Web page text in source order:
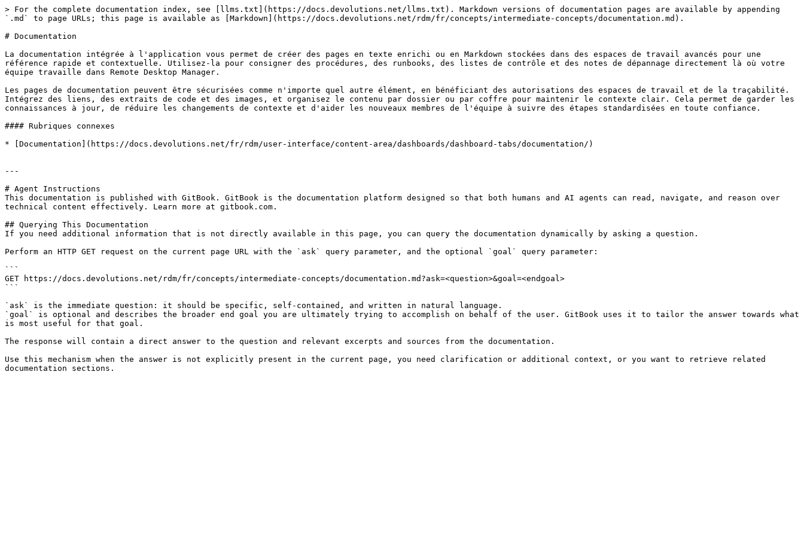
> For the complete documentation index, see [llms.txt](https://docs.devolutions.net/llms.txt). Markdown versions of documentation pages are available by appending
`.md` to page URLs; this page is available as [Markdown](https://docs.devolutions.net/rdm/fr/concepts/intermediate-concepts/documentation.md).
# Documentation
La documentation intégrée à l'application vous permet de créer des pages en texte enrichi ou en Markdown stockées dans des espaces de travail avancés pour une
référence rapide et contextuelle. Utilisez-la pour consigner des procédures, des runbooks, des listes de contrôle et des notes de dépannage directement là où votre
équipe travaille dans Remote Desktop Manager.
Les pages de documentation peuvent être sécurisées comme n'importe quel autre élément, en bénéficiant des autorisations des espaces de travail et de la traçabilité.
Intégrez des liens, des extraits de code et des images, et organisez le contenu par dossier ou par coffre pour maintenir le contexte clair. Cela permet de garder les
connaissances à jour, de réduire les changements de contexte et d'aider les nouveaux membres de l'équipe à suivre des étapes standardisées en toute confiance.
#### Rubriques connexes
* [Documentation](https://docs.devolutions.net/fr/rdm/user-interface/content-area/dashboards/dashboard-tabs/documentation/)
---
# Agent Instructions
This documentation is published with GitBook. GitBook is the documentation platform designed so that both humans and AI agents can read, navigate, and reason over
technical content effectively. Learn more at gitbook.com.
## Querying This Documentation
If you need additional information that is not directly available in this page, you can query the documentation dynamically by asking a question.
Perform an HTTP GET request on the current page URL with the `ask` query parameter, and the optional `goal` query parameter:
```
GET https://docs.devolutions.net/rdm/fr/concepts/intermediate-concepts/documentation.md?ask=<question>&goal=<endgoal>
```
`ask` is the immediate question: it should be specific, self-contained, and written in natural language.
`goal` is optional and describes the broader end goal you are ultimately trying to accomplish on behalf of the user. GitBook uses it to tailor the answer towards what
is most useful for that goal.
The response will contain a direct answer to the question and relevant excerpts and sources from the documentation.
Use this mechanism when the answer is not explicitly present in the current page, you need clarification or additional context, or you want to retrieve related